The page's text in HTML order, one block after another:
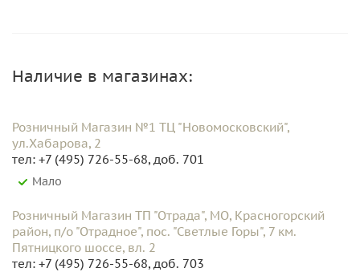
Наличие в магазинах:
Розничный Магазин №1 ТЦ "Новомосковский",
ул.Хабарова, 2
тел: +7 (495) 726-55-68, доб. 701
Мало
Розничный Магазин ТП "Отрада", МО, Красногорский
район, п/о "Отрадное", пос. "Светлые Горы", 7 км.
Пятницкого шоссе, вл. 2
тел: +7 (495) 726-55-68, доб. 703